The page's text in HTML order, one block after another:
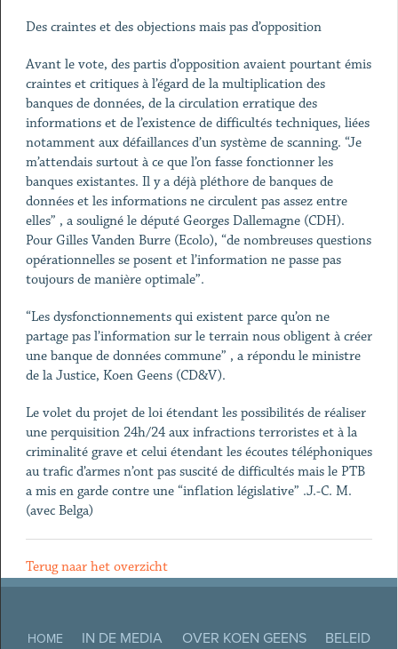
Des craintes et des objections mais pas d’opposition
Avant le vote, des partis d’opposition avaient pourtant émis
craintes et critiques à l’égard de la multiplication des
banques de données, de la circulation erratique des
informations et de l’existence de difficultés techniques, liées
notamment aux défaillances d’un système de scanning. “Je
m’attendais surtout à ce que l’on fasse fonctionner les
banques existantes. Il y a déjà pléthore de banques de
données et les informations ne circulent pas assez entre
elles” , a souligné le député Georges Dallemagne (CDH).
Pour Gilles Vanden Burre (Ecolo), “de nombreuses questions
opérationnelles se posent et l’information ne passe pas
toujours de manière optimale”.
“Les dysfonctionnements qui existent parce qu’on ne
partage pas l’information sur le terrain nous obligent à créer
une banque de données commune” , a répondu le ministre
de la Justice, Koen Geens (CD&V).
Le volet du projet de loi étendant les possibilités de réaliser
une perquisition 24h/24 aux infractions terroristes et à la
criminalité grave et celui étendant les écoutes téléphoniques
au trafic d’armes n’ont pas suscité de difficultés mais le PTB
a mis en garde contre une “inflation législative” .J.-C. M.
(avec Belga)
Terug naar het overzicht
HOME IN DE MEDIA OVER KOEN GEENS
BELEID